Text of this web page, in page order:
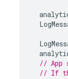
// App
// If